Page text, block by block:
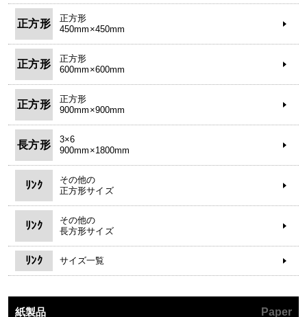
正方形
正方形
450mm×450mm
正方形
正方形
600mm×600mm
正方形
正方形
900mm×900mm
長方形
3×6
900mm×1800mm
ﾘﾝｸ
その他の
正方形サイズ
ﾘﾝｸ
その他の
長方形サイズ
ﾘﾝｸ サイズ一覧
紙製品 Paper